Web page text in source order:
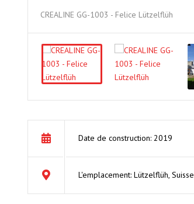
CREALINE GG-1003 - Felice Lützelflüh
Date de construction: 2019
L'emplacement: Lützelflüh, Suisse